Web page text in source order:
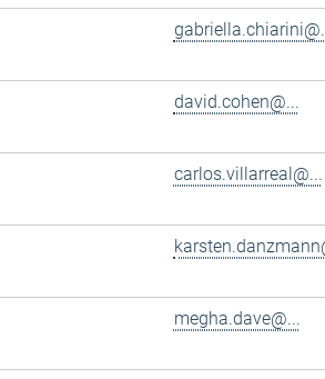
david.cohen@...
carlos.villarreal@...
megha.dave@...